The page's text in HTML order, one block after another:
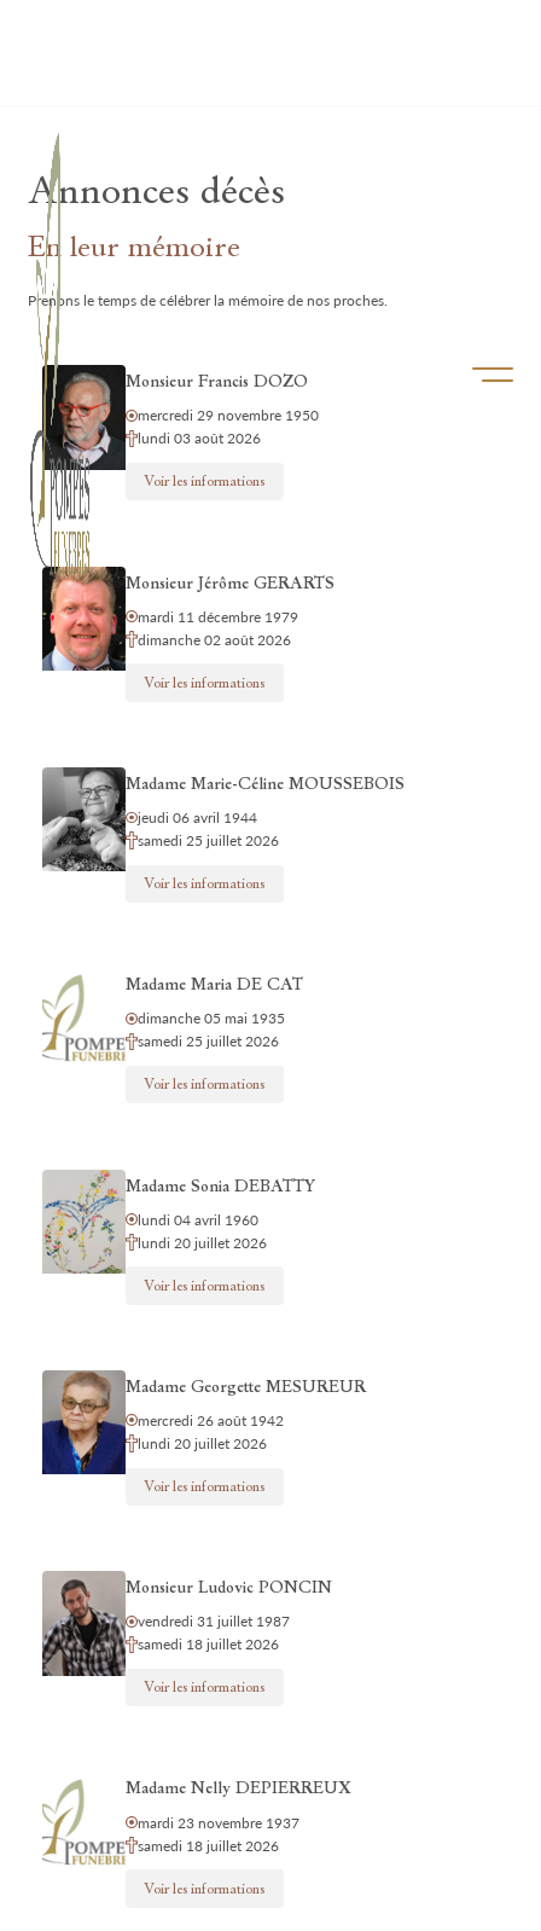
Ouvrir/
Annonces décès
En leur mémoire
Prenons le temps de célébrer la mémoire de nos proches.
Monsieur Francis DOZO
mercredi 29 novembre 1950
lundi 03 août 2026
Voir les informations
Monsieur Jérôme GERARTS
mardi 11 décembre 1979
dimanche 02 août 2026
Voir les informations
Madame Marie-Céline MOUSSEBOIS
jeudi 06 avril 1944
samedi 25 juillet 2026
Voir les informations
Madame Maria DE CAT
dimanche 05 mai 1935
samedi 25 juillet 2026
Voir les informations
Madame Sonia DEBATTY
lundi 04 avril 1960
lundi 20 juillet 2026
Voir les informations
Madame Georgette MESUREUR
mercredi 26 août 1942
lundi 20 juillet 2026
Voir les informations
Monsieur Ludovic PONCIN
vendredi 31 juillet 1987
samedi 18 juillet 2026
Voir les informations
Madame Nelly DEPIERREUX
mardi 23 novembre 1937
samedi 18 juillet 2026
Voir les informations